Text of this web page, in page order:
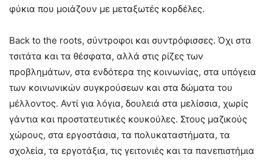
φύκια που μοιάζουν με μεταξωτές κορδέλες.
Back to the roots, σύντροφοι και συντρόφισσες. Όχι στα
τσιτάτα και τα θέσφατα, αλλά στις ρίζες των
προβλημάτων, στα ενδότερα της κοινωνίας, στα υπόγεια
των κοινωνικών συγκρούσεων και στα δώματα του
μέλλοντος. Αντί για λόγια, δουλειά στα μελίσσια, χωρίς
γάντια και προστατευτικές κουκούλες. Στους μαζικούς
χώρους, στα εργοστάσια, τα πολυκαταστήματα, τα
σχολεία, τα εργοτάξια, τις γειτονιές και τα πανεπιστήμια